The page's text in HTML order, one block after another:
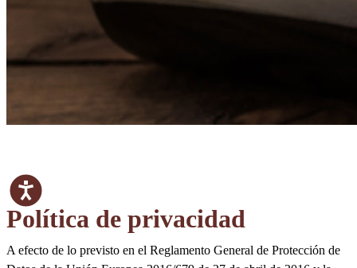
Accesibilidad
Política de privacidad
A efecto de lo previsto en el Reglamento General de Protección de